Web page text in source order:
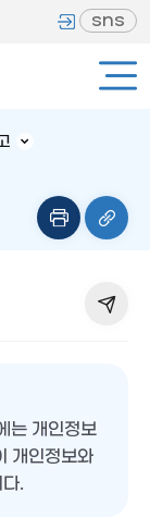
sns
는 개인정보
개인정보와
.